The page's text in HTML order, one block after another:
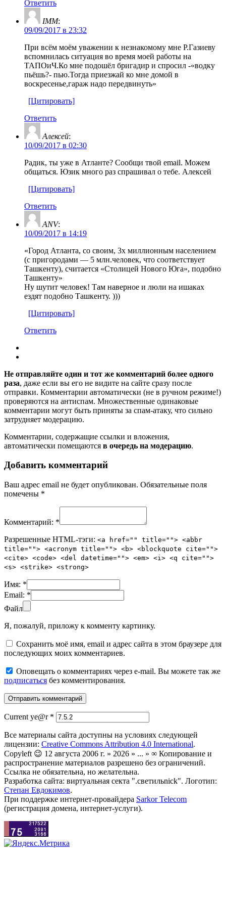
Ответить
IMM:
09/09/2017 в 23:32
При всём моём уважении к незнакомому мне Р.Газиеву
вспомнилась ситуация во время моей работы на
ТАПОиЧ.Ко мне подошёл бригадир и спросил -«водку
пьёшь?- пью.Тогда приезжай ко мне домой в
воскресенье,гараж надо передвинуть»
[Цитировать]
Ответить
Алексей:
10/09/2017 в 02:30
Радик, ты уже в Атланте? Сообщи твой email. Можем
общаться. Юзик много раз спрашивал о тебе. Алексей
[Цитировать]
Ответить
ANV:
10/09/2017 в 14:19
«Город Атланта, со своим, 3х миллионным населением
(с пригородами — 5 млн.человек, что соответствует
Ташкенту), считается «Столицей Нового Юга», подобно
Ташкенту»
Ну шутит человек! Там наверное и люли на ишаках
ездят подобно Ташкенту. )))
[Цитировать]
Ответить
Не отправляйте один и тот же комментарий более одного
раза, даже если вы его не видите на сайте сразу после
отправки. Комментарии автоматически (не в ручном режиме!)
проверяются на антиспам. Множественные одинаковые
комментарии могут быть приняты за спам-атаку, что сильно
затрудняет модерацию.
Комментарии, содержащие ссылки и вложения,
автоматически помещаются в очередь на модерацию.
Добавить комментарий
Ваш адрес email не будет опубликован. Обязательные поля
помечены *
Комментарий: *
Разрешенные HTML-тэги: <a href="" title=""> <abbr
title=""> <acronym title=""> <b> <blockquote cite="">
<cite> <code> <del datetime=""> <em> <i> <q cite="">
<s> <strike> <strong>
Имя: *
Email: *
Файл
Я, пожалуй, приложу к комменту картинку.
Сохранить моё имя, email и адрес сайта в этом браузере для
последующих моих комментариев.
Оповещать о комментариях через e-mail. Вы можете так же
подписаться без комментирования.
Current ye@r *
Все материалы сайта доступны на условиях следующей
лицензии: Creative Commons Attribution 4.0 International.
Copyleft 😉 12 августа 2006 г. » 2026 » ... » ∞ Копирование и
распространение материалов разрешено без ограничений.
Ссылка не обязательна, но желательна.
Разработка сайта: виртуальная секта ".светильnick". Логотип:
Степан Евдокимов.
При поддержке интернет-провайдера Sarkor Telecom
(регистрация домена, интернет-услуги).